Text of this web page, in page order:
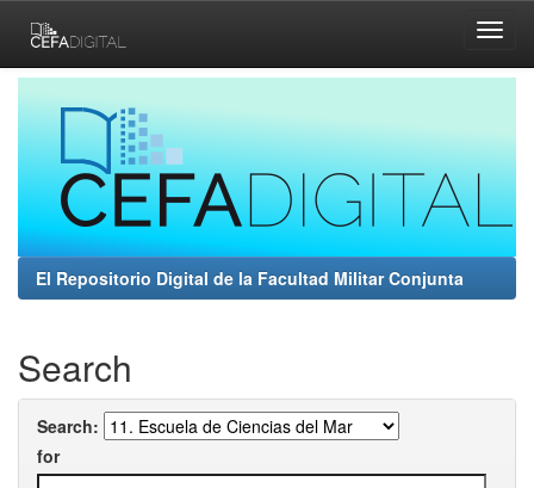
navigation
El Repositorio Digital de la Facultad Militar Conjunta
Search
Search:
for